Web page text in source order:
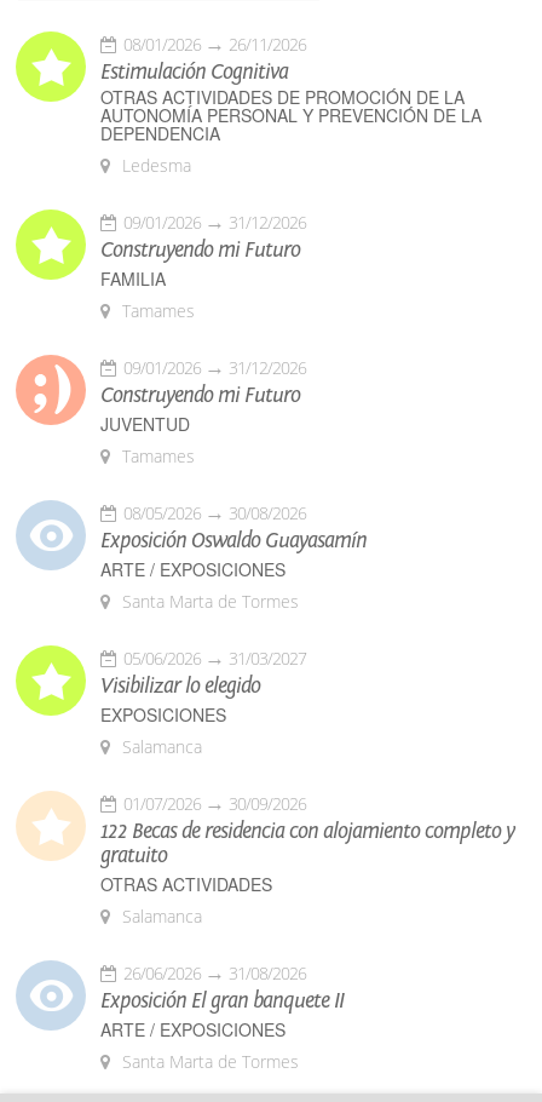
08/01/2026 26/11/2026
Estimulación Cognitiva
OTRAS ACTIVIDADES DE PROMOCIÓN DE LA
AUTONOMÍA PERSONAL Y PREVENCIÓN DE LA
DEPENDENCIA
Ledesma
09/01/2026 31/12/2026
Construyendo mi Futuro
FAMILIA
Tamames
09/01/2026 31/12/2026
Construyendo mi Futuro
JUVENTUD
Tamames
08/05/2026 30/08/2026
Exposición Oswaldo Guayasamín
ARTE / EXPOSICIONES
Santa Marta de Tormes
05/06/2026 31/03/2027
Visibilizar lo elegido
EXPOSICIONES
Salamanca
01/07/2026 30/09/2026
122 Becas de residencia con alojamiento completo y
gratuito
OTRAS ACTIVIDADES
Salamanca
26/06/2026 31/08/2026
Exposición El gran banquete II
ARTE / EXPOSICIONES
Santa Marta de Tormes